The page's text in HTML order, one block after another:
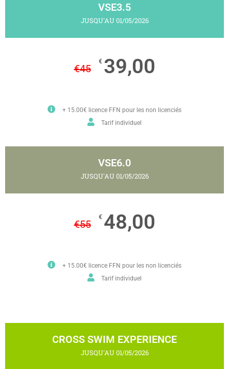
VSE3.5
JUSQU'AU 01/05/2026
€45
€ 39,00
+ 15.00€ licence FFN pour les non licenciés
Tarif individuel
VSE6.0
JUSQU'AU 01/05/2026
€55
€ 48,00
+ 15.00€ licence FFN pour les non licenciés
Tarif individuel
CROSS SWIM EXPERIENCE
JUSQU'AU 01/05/2026